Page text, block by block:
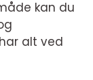
kan du
alt ved